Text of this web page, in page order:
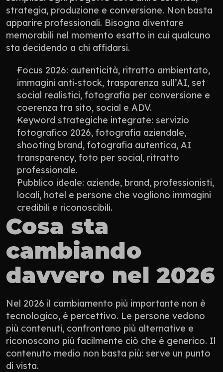
strategia, produzione e conversione. Non basta
apparire professionali. Bisogna diventare
memorabili nel momento esatto in cui qualcuno
sta decidendo a chi affidarsi.
Focus 2026: autenticità, ritratto ambientato,
immagini anti-stock, trasparenza sull’AI, set
social realistici, fotografia per conversione e
coerenza tra sito, social e ADV.
Keyword strategiche integrate: servizio
fotografico 2026, fotografia aziendale,
shooting brand, fotografia autentica, AI
transparency, foto per social, ritratto
professionale.
Pubblico ideale: aziende, brand, professionisti,
locali, hotel e persone che vogliono immagini
credibili e riconoscibili.
Cosa sta
cambiando
davvero nel 2026
Nel 2026 il cambiamento più importante non è
tecnologico, è percettivo. Le persone vedono
più contenuti, confrontano più alternative e
riconoscono più facilmente ciò che è generico. Il
contenuto medio non basta più: serve un punto
di vista.